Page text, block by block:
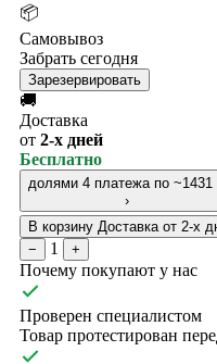
📦
Самовывоз
Забрать сегодня
Зарезервировать
🚚
Доставка
от 2-х дней
Бесплатно
долями 4 платежа по ~1431
›
В корзину Доставка от 2-х
− 1 +
Почему покупают у нас
Проверен специалистом
Товар протестирован